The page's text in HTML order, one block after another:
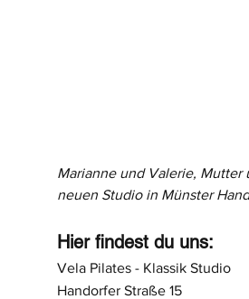
Marianne und Valerie, Mutter
neuen Studio in Münster
Hier findest du uns:
Vela Pilates - Klassik Studio
Handorfer Straße 15